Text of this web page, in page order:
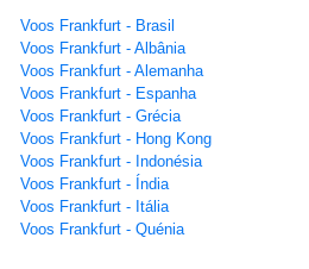
Voos Frankfurt - Brasil
Voos Frankfurt - Albânia
Voos Frankfurt - Alemanha
Voos Frankfurt - Espanha
Voos Frankfurt - Grécia
Voos Frankfurt - Hong Kong
Voos Frankfurt - Indonésia
Voos Frankfurt - Índia
Voos Frankfurt - Itália
Voos Frankfurt - Quénia